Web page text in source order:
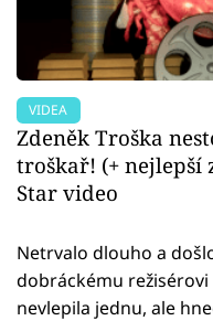
VIDEA
Zdeněk Troška
troškař! (+ nejlepší
Star video
Netrvalo dlouho a
dobráckému
nevlepila jednu, ale